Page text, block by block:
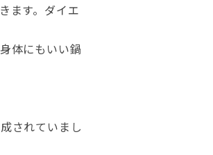
ます。ダイエ
体にもいい鍋
されていまし